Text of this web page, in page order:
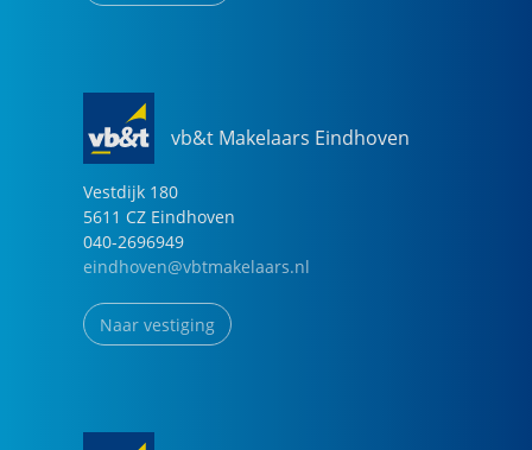
vb&t Makelaars Eindhoven
Vestdijk 180
5611 CZ Eindhoven
040-2696949
eindhoven@vbtmakelaars.nl
Naar vestiging